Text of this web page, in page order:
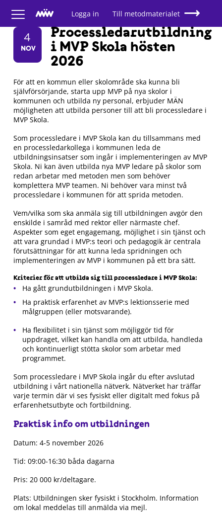
Logga in Till metodmaterialet
4
NOV
Processledarutbildning
i MVP Skola hösten
2026
För att en kommun eller skolområde ska kunna bli
självförsörjande, starta upp MVP på nya skolor i
kommunen och utbilda ny personal, erbjuder MÄN
möjligheten att utbilda personer till att bli processledare i
MVP Skola.
Som processledare i MVP Skola kan du tillsammans med
en processledarkollega i kommunen leda de
utbildningsinsatser som ingår i implementeringen av MVP
Skola. Ni kan även utbilda nya MVP ledare på skolor som
redan arbetar med metoden men som behöver
komplettera MVP teamen. Ni behöver vara minst två
processledare i kommunen för att sprida metoden.
Vem/vilka som ska anmäla sig till utbildningen avgör den
enskilde i samråd med rektor eller närmaste chef.
Aspekter som eget engagemang, möjlighet i sin tjänst och
att vara grundad i MVP:s teori och pedagogik är centrala
förutsättningar för att kunna leda spridningen och
implementeringen av MVP i kommunen på ett bra sätt.
Kriterier för att utbilda sig till processledare i MVP Skola:
Ha gått grundutbildningen i MVP Skola.
Ha praktisk erfarenhet av MVP:s lektionsserie med
målgruppen (eller motsvarande).
Ha flexibilitet i sin tjänst som möjliggör tid för
uppdraget, vilket kan handla om att utbilda, handleda
och kontinuerligt stötta skolor som arbetar med
programmet.
Som processledare i MVP Skola ingår du efter avslutad
utbildning i vårt nationella nätverk. Nätverket har träffar
varje termin där vi ses fysiskt eller digitalt med fokus på
erfarenhetsutbyte och fortbildning.
Praktisk info om utbildningen
Datum: 4-5 november 2026
Tid: 09:00-16:30 båda dagarna
Pris: 20 000 kr/deltagare.
Plats: Utbildningen sker fysiskt i Stockholm. Information
om lokal meddelas till anmälda via mejl.